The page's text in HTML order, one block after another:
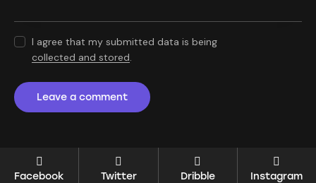
I agree that my submitted data is being
collected and stored.
Facebook Twitter Dribble Instagram